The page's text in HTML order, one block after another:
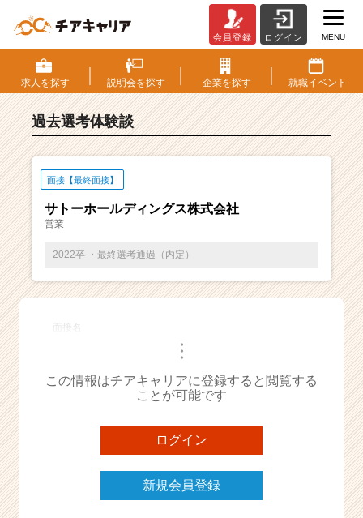
S・
選
考
験
ベ
チ
ー・
成
ら
ス
ト
が
届
く
会員登録 ログイン MENU
求人を探す 説明会を探す 企業を探す 就職イベント
過去選考体験談
面接【最終面接】
サトーホールディングス株式会社
営業
2022卒 ・最終選考通過（内定）
面接名
・・・
この情報はチアキャリアに登録すると閲覧する
ことが可能です
ログイン
新規会員登録